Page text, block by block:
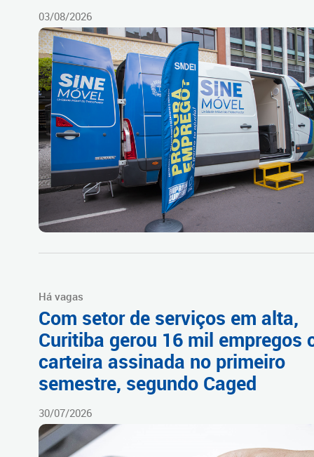
03/08/2026
Há vagas
Com setor de serviços em alta,
Curitiba gerou 16 mil empregos
carteira assinada no primeiro
semestre, segundo Caged
30/07/2026